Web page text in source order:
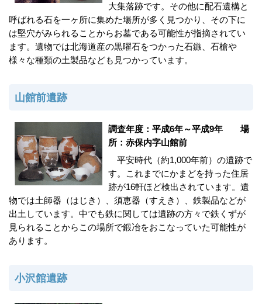
大集落跡です。その他に配石遺構と
呼ばれる石を一ヶ所に集めた場所が多く見つかり、その下に
は堅穴がみられることからお墓である可能性が指摘されてい
ます。遺物では北海道産の黒曜石をつかった石鏃、石槍や
様々な種類の土製品なども見つかっています。
山館前遺跡
調査年度：平成6年～平成9年 場
所：赤保内字山館前
平安時代（約1,000年前）の遺跡で
す。これまでにかまどを持った住居
跡が16軒ほど検出されています。遺
物では土師器（はじき）、須恵器（すえき）、鉄製品などが
出土しています。中でも鉄に関しては遺跡の方々で鉄くずが
見られることからこの場所で鍛冶をおこなっていた可能性が
あります。
小沢館遺跡